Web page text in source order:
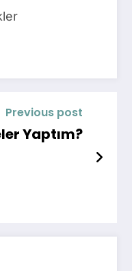
Previous post
Yaptım?